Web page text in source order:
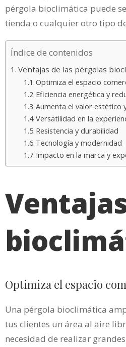
pérgola bioclimática puede
tienda o cualquier otro tipo
Índice de contenidos
Ventajas de las pérgolas
Optimiza el espacio
Eficiencia energética y
Aumenta el valor estético
Versatilidad en la
Resistencia y durabilidad
Tecnología y modernidad
Impacto en la marca y
Optimiza el espacio
Una pérgola bioclimática
tus clientes un área al aire
necesidad de realizar